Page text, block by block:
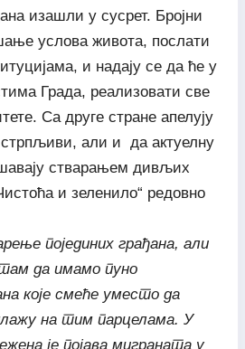
изашли у сусрет. Бројни
услова живота, послати
и надају се да ће у
Града, реализовати све
Са друге стране апелују
стрпљиви, али и да актуелну
стварањем дивљих
и зеленило“ редовно
појединих грађана, али
да имамо пуно
које смеће уместо да
на тим парцелама. У
је појава миграната у